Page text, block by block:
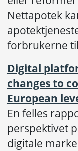
Nettapotek
forbrukerne
Digital
changes to
European
En felles
perspektivet
digitale